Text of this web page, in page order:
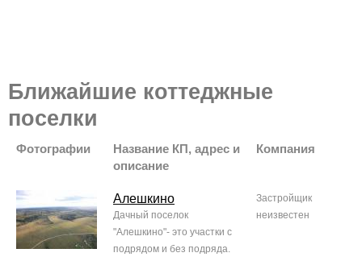
Ближайшие коттеджные
поселки
Фотографии
Название КП, адрес и
описание
Компания
Алешкино
Дачный поселок
"Алешкино"- это участки с
подрядом и без подряда.
Застройщик
неизвестен